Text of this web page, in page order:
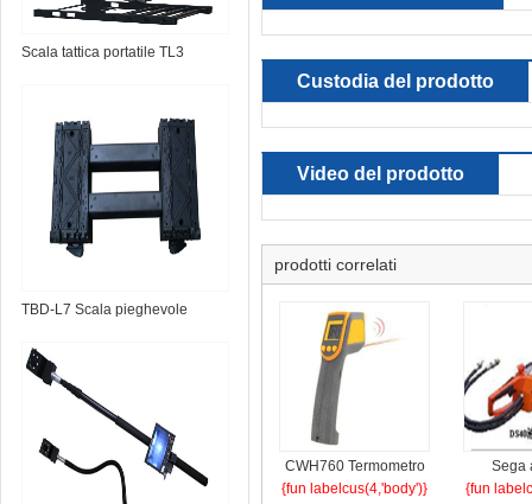
Scala tattica portatile TL3
TBD-L7 Scala pieghevole
Custodia del prodotto
Video del prodotto
prodotti correlati
CWH760 Termometro
a infrarossi a sicurezza
{fun labelcus(4,'body')}
Sega
idraulica
{fun